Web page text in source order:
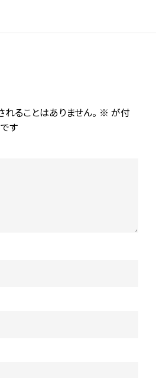
ることはありません。 ※ が付
す